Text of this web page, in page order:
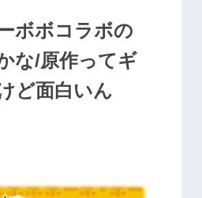
ボボコラボの
な/原作ってギ
ど面白いん